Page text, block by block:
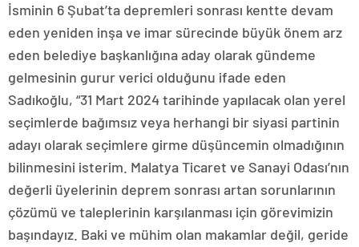
İsminin 6 Şubat’ta depremleri sonrası kentte devam
eden yeniden inşa ve imar sürecinde büyük önem arz
eden belediye başkanlığına aday olarak gündeme
gelmesinin gurur verici olduğunu ifade eden
Sadıkoğlu, “31 Mart 2024 tarihinde yapılacak olan yerel
seçimlerde bağımsız veya herhangi bir siyasi partinin
adayı olarak seçimlere girme düşüncemin olmadığının
bilinmesini isterim. Malatya Ticaret ve Sanayi Odası’nın
değerli üyelerinin deprem sonrası artan sorunlarının
çözümü ve taleplerinin karşılanması için görevimizin
başındayız. Baki ve mühim olan makamlar değil, geride